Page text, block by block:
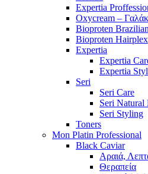
Expertia
Oxycream –
Bioproten
Bioproten Hairplex
Expertia
Expertia
Expertia
Seri
Seri Care
Seri Natural
Seri Styling
Toners
Mon Platin Professional
Black Caviar
Αραιά,
Θεραπεία